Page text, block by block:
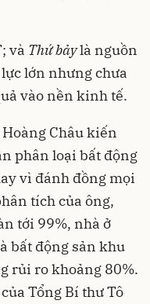
và Thứ bảylà nguồn
lớn nhưng chưa
vào nền kinh tế.
Châu kiến
phân loại bất động
vì đánh đồng mọi
tích của ông,
tới 99%, nhà ở
bất động sản khu
rủi ro khoảng 80%.
Tổng Bí thư Tô